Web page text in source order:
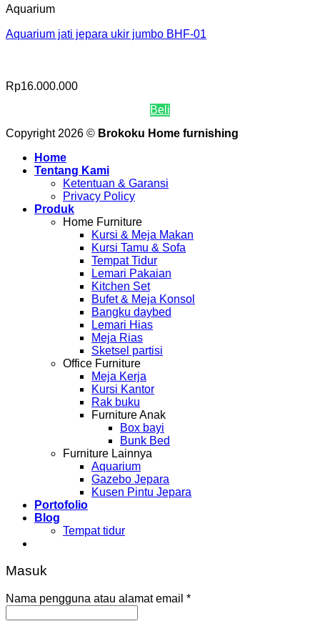
Aquarium
Aquarium jati jepara ukir jumbo BHF-01
Rp16.000.000
Beli
Copyright 2026 © Brokoku Home furnishing
Home
Tentang Kami
Ketentuan & Garansi
Privacy Policy
Produk
Home Furniture
Kursi & Meja Makan
Kursi Tamu & Sofa
Tempat Tidur
Lemari Pakaian
Kitchen Set
Bufet & Meja Konsol
Bangku daybed
Lemari Hias
Meja Rias
Sketsel partisi
Office Furniture
Meja Kerja
Kursi Kantor
Rak buku
Furniture Anak
Box bayi
Bunk Bed
Furniture Lainnya
Aquarium
Gazebo Jepara
Kusen Pintu Jepara
Portofolio
Blog
Tempat tidur
Masuk
Nama pengguna atau alamat email *